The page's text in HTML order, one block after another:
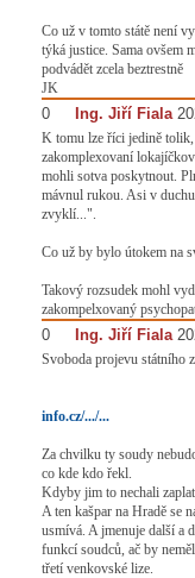
Co už v tomto státě není
týká justice. Sama ovšem
podvádět zcela beztrestně
JK
0 Ing. Jiří Fiala
K tomu lze říci jedině
zakomplexovaní
mohli sotva poskytnout.
mávnul rukou. Asi v
zvyklí...".
Co už by bylo útokem na
Takový rozsudek mohl
zakompelxovaný
0 Ing. Jiří Fiala
Svoboda projevu státního
info.cz/.../...
Za chvilku ty soudy
co kde kdo řekl.
Kdyby jim to nechali
A ten kašpar na Hradě se
usmívá. A jmenuje další a
funkcí soudců, ač by
třetí venkovské lize.